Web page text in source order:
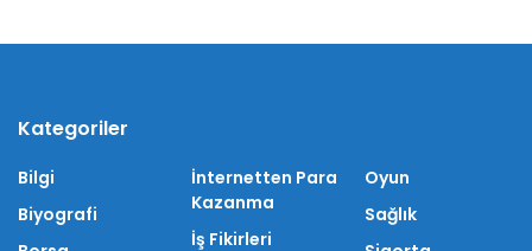
Kategoriler
Bilgi
Biyografi
İnternetten Para
Kazanma
İş Fikirleri
Oyun
Sağlık